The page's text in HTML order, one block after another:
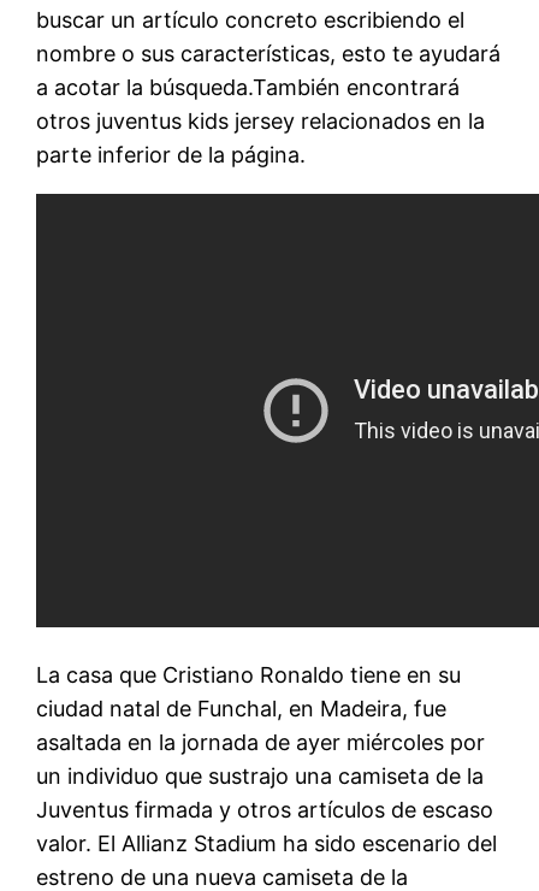
buscar un artículo concreto escribiendo el
nombre o sus características, esto te ayudará
a acotar la búsqueda.También encontrará
otros juventus kids jersey relacionados en la
parte inferior de la página.
La casa que Cristiano Ronaldo tiene en su
ciudad natal de Funchal, en Madeira, fue
asaltada en la jornada de ayer miércoles por
un individuo que sustrajo una camiseta de la
Juventus firmada y otros artículos de escaso
valor. El Allianz Stadium ha sido escenario del
estreno de una nueva camiseta de la